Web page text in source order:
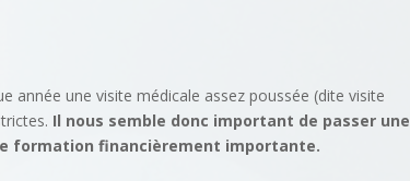
année une visite médicale assez poussée (dite visite
Il nous semble donc important de passer une
formation financièrement importante.